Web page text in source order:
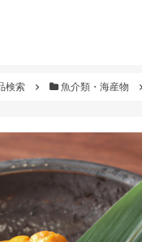
検索 魚介類・海産物